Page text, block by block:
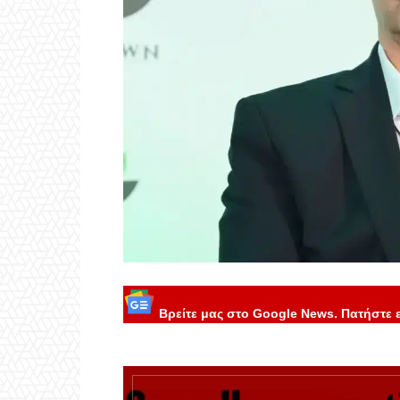
Βρείτε μας στο Google News. Πατήστε